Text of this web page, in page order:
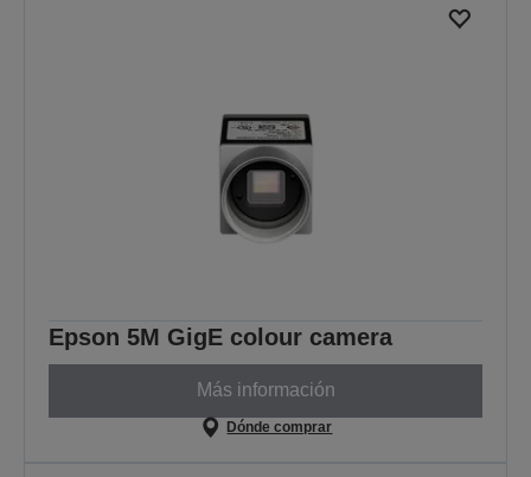
Epson 5M GigE colour camera
Más información
Dónde comprar